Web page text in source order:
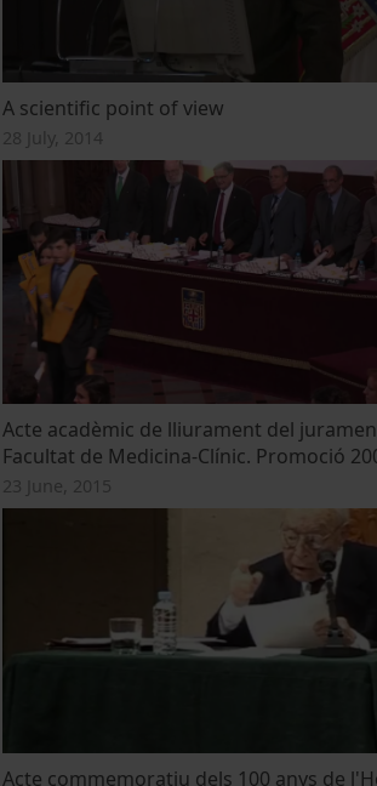
A scientific point of view
28 July, 2014
Acte acadèmic de lliurament del
Facultat de Medicina-Clínic. Promoció
23 June, 2015
Acte commemoratiu dels 100 anys de